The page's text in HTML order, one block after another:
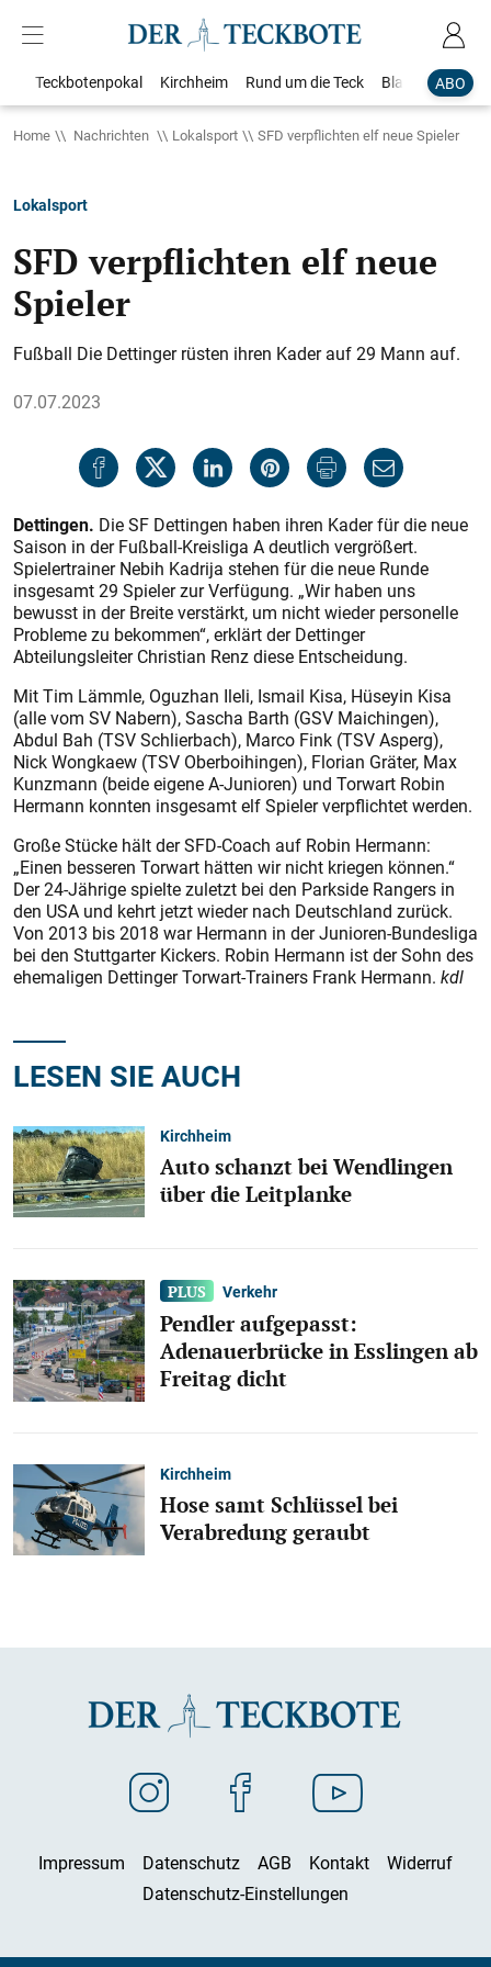
ABO
Teckbotenpokal Kirchheim Rund um die Teck Blaulicht
Home Nachrichten Lokalsport SFD verpflichten elf neue Spieler
Lokalsport
SFD verpflichten elf neue
Spieler
Fußball Die Dettinger rüsten ihren Kader auf 29 Mann auf.
07.07.2023
Dettingen. Die SF Dettingen haben ihren Kader für die neue
Saison in der Fußball-Kreisliga A deutlich vergrößert.
Spielertrainer Nebih Kadrija stehen für die neue Runde
insgesamt 29 Spieler zur Verfügung. „Wir haben uns
bewusst in der Breite verstärkt, um nicht wieder personelle
Probleme zu bekommen“, erklärt der Dettinger
Abteilungsleiter Christian Renz diese Entscheidung.
Mit Tim Lämmle, Oguzhan Ileli, Ismail Kisa, Hüseyin Kisa
(alle vom SV Nabern), Sascha Barth (GSV Maichingen),
Abdul Bah (TSV Schlierbach), Marco Fink (TSV Asperg),
Nick Wongkaew (TSV Oberboihingen), Florian Gräter, Max
Kunzmann (beide eigene A-Junioren) und Torwart Robin
Hermann konnten insgesamt elf Spieler verpflichtet werden.
Große Stücke hält der SFD-Coach auf Robin Hermann:
„Einen besseren Torwart hätten wir nicht kriegen können.“
Der 24-Jährige spielte zuletzt bei den Parkside Rangers in
den USA und kehrt jetzt wieder nach Deutschland zurück.
Von 2013 bis 2018 war Hermann in der Junioren-Bundesliga
bei den Stuttgarter Kickers. Robin Hermann ist der Sohn des
ehemaligen Dettinger Torwart-Trainers Frank Hermann. kdl
LESEN SIE AUCH
Kirchheim
Auto schanzt bei Wendlingen
über die Leitplanke
Verkehr
Pendler aufgepasst:
Adenauerbrücke in Esslingen ab
Freitag dicht
Kirchheim
Hose samt Schlüssel bei
Verabredung geraubt
Impressum Datenschutz AGB Kontakt
Widerruf
Datenschutz-Einstellungen